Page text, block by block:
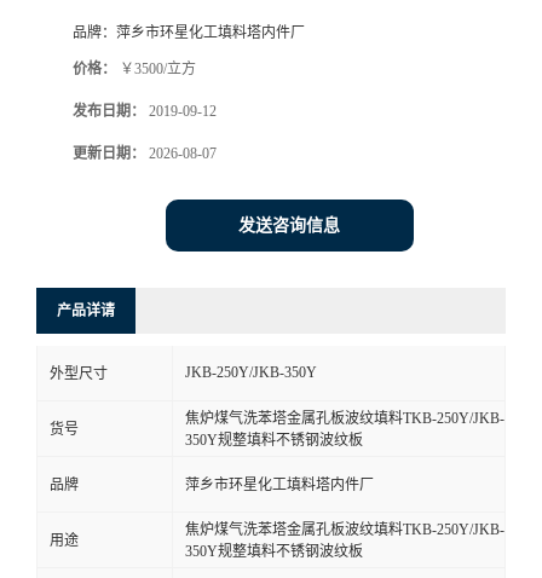
品牌： 萍乡市环星化工填料塔内件厂
价格： ￥3500/立方
发布日期： 2019-09-12
更新日期： 2026-08-07
发送咨询信息
产品详请
外型尺寸 JKB-250Y/JKB-350Y
货号
焦炉煤气洗苯塔金属孔板波纹填料TKB-250Y/JKB-
350Y规整填料不锈钢波纹板
品牌 萍乡市环星化工填料塔内件厂
用途
焦炉煤气洗苯塔金属孔板波纹填料TKB-250Y/JKB-
350Y规整填料不锈钢波纹板